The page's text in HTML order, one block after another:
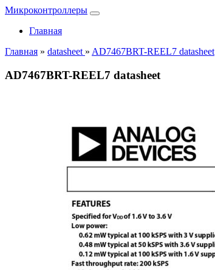
Микроконтроллеры
Главная
Главная » datasheet » AD7467BRT-REEL7 datasheet
AD7467BRT-REEL7 datasheet